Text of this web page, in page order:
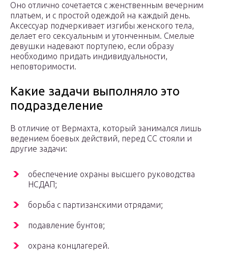
Оно отлично сочетается с женственным вечерним
платьем, и с простой одеждой на каждый день.
Аксессуар подчеркивает изгибы женского тела,
делает его сексуальным и утонченным. Смелые
девушки надевают портупею, если образу
необходимо придать индивидуальности,
неповторимости.
Какие задачи выполняло это
подразделение
В отличие от Вермахта, который занимался лишь
ведением боевых действий, перед СС стояли и
другие задачи:
обеспечение охраны высшего руководства
НСДАП;
борьба с партизанскими отрядами;
подавление бунтов;
охрана концлагерей.